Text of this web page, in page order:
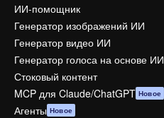
ИИ-помощник
Генератор изображений ИИ
Генератор видео ИИ
Генератор голоса на основе ИИ
Стоковый контент
MCP для Claude/ChatGPT Новое
Агенты Новое